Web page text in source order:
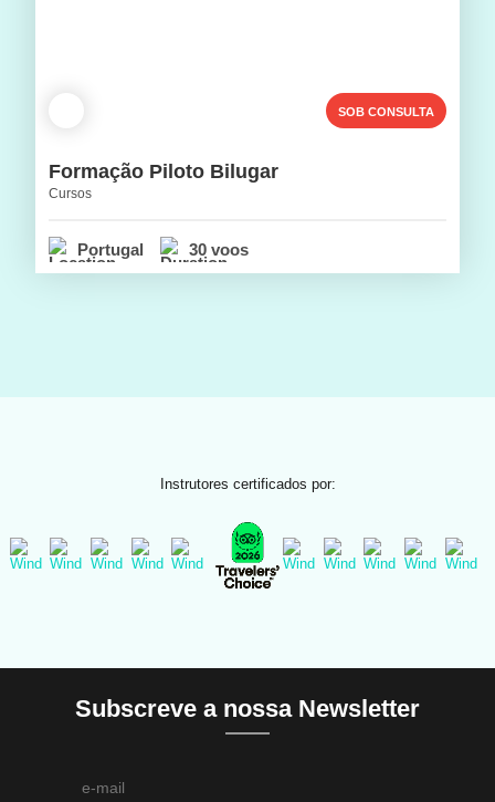
SOB CONSULTA
Formação Piloto Bilugar
Cursos
Portugal 30 voos
Instrutores certificados por:
Subscreve a nossa Newsletter